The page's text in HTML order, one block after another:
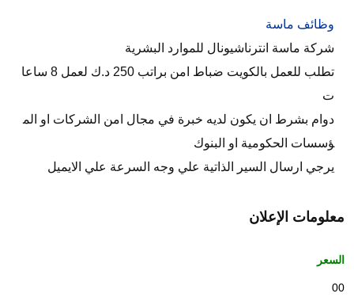
وظائف ماسة
شركة ماسة انترناشيونال للموارد البشرية
تطلب للعمل بالكويت ضباط امن براتب 250 د.ك لعمل 8 ساعا
ت
دوام بشرط ان يكون لديه خبرة في مجال امن الشركات او الم
ؤسسات الحكومية او البنوك
يرجي ارسال السير الذاتية علي وجه السرعة علي الايميل
معلومات الإعلان
السعر
00